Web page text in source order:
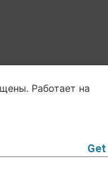
Работает на
Get